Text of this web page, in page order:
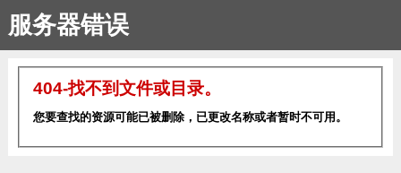
服务器错误
404-找不到文件或目录。
您要查找的资源可能已被删除，已更改名称或者暂时不可用。